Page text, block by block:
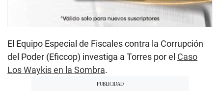
El Equipo Especial de Fiscales contra la Corrupción
del Poder (Eficcop) investiga a Torres por el Caso
Los Waykis en la Sombra.